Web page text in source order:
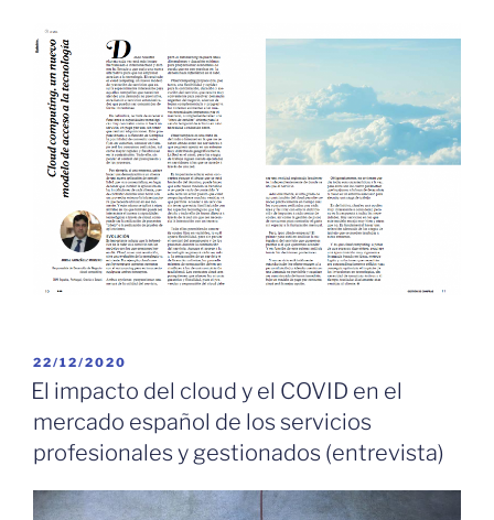
PUBLICADO
EL
22/12/2020
El impacto del cloud y el COVID en el
mercado español de los servicios
profesionales y gestionados (entrevista)